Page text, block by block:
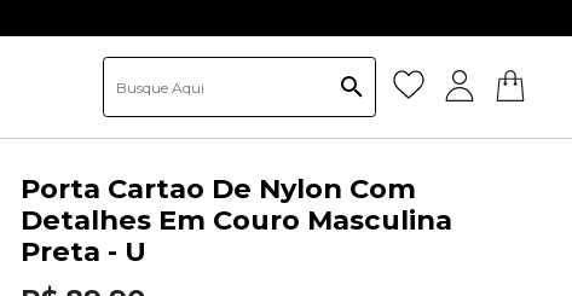
Porta Cartao De Nylon Com
Detalhes Em Couro Masculina
Preta - U